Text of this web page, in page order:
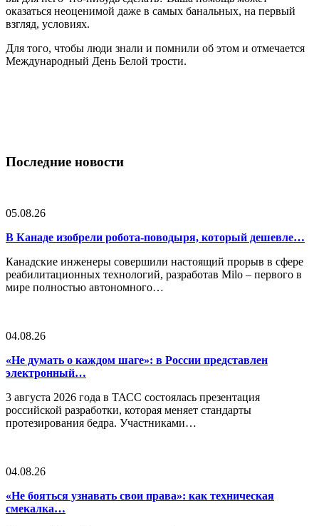
оказаться неоценимой даже в самых банальных, на первый
взгляд, условиях.
Для того, чтобы люди знали и помнили об этом и отмечается
Международный День Белой трости.
Последние новости
05.08.26
В Канаде изобрели робота-поводыря, который дешевле…
Канадские инженеры совершили настоящий прорыв в сфере
реабилитационных технологий, разработав Milo – первого в
мире полностью автономного…
04.08.26
«Не думать о каждом шаге»: в России представлен
электронный…
3 августа 2026 года в ТАСС состоялась презентация
российской разработки, которая меняет стандарты
протезирования бедра. Участниками…
04.08.26
«Не бояться узнавать свои права»: как техническая
смекалка…